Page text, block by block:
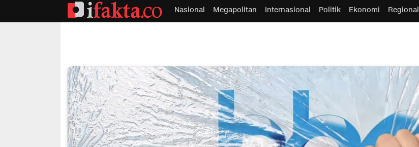
Nasional Megapolitan Internasional Politik Ekonomi Regional